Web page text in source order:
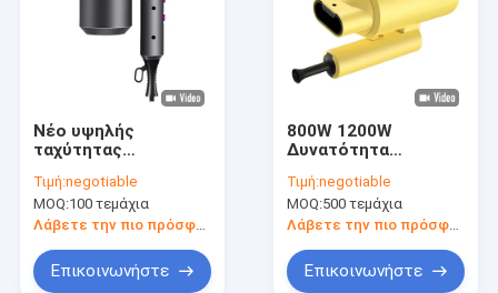
Νέο υψηλής
ταχύτητας
χειριστήριο
στεγνωτήρα μαλλιών
αρνητικό διάχυτο
στεγνωτήρα μαλλιών
για εξοπλισμό
Τιμή:negotiable
MOQ:100 τεμάχια
Λάβετε την πιο πρόσφατη τιμή
Επικοινωνήστε
800W 1200W
Δυνατότητα
Πολυλειτουργικό
στεγνωτήρα μαλλιών
με Essence Oil
μαλλιών Χαμηλός
θόρυβος
Τιμή:negotiable
MOQ:500 τεμάχια
Λάβετε την πιο πρόσφατη τιμή
Επικοινωνήστε